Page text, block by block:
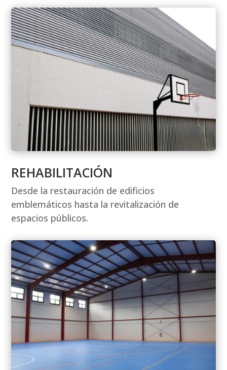
REHABILITACIÓN
Desde la restauración de edificios
emblemáticos hasta la revitalización de
espacios públicos.